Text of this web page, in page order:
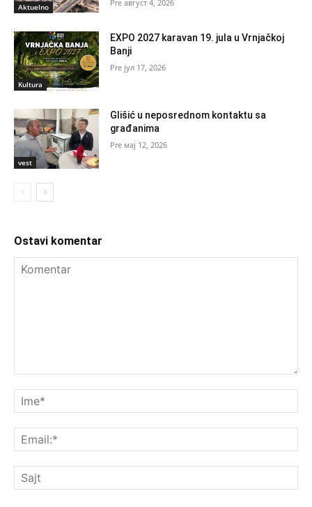
Aktuelno август 4, 2026
Kultura
EXPO 2027 karavan 19. jula u Vrnjačkoj
Banji
јул 17, 2026
vest
Glišić u neposrednom kontaktu sa
građanima
мај 12, 2026
Ostavi komentar